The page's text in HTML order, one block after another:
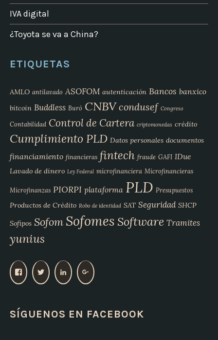
IVA digital
¿Toyota se va a China?
ETIQUETAS
AMLO antilavado ASOFOM autenticación Bancos banxico
bitcoin Buddless Buró CNBVcondusef Congreso
Contabilidad Control de Cartera criptomonedas crédito
Cumplimiento PLD Datos personales documentos
financiamiento financieras fintech fraude GAFI IDue
Lavado de dinero Ley Federal microfinanciera Microfinancieras
Microfinanzas PIORPI plataforma PLD Presupuestos
Productos de Crédito Robo de identidad SAT Seguridad SHCP
Sofipos Sofom Sofomes Software Tramites
yunius
V
p
e
V
e
V
e
V
SÍGUENOS EN FACEBOOK